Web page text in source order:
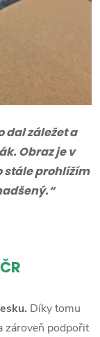
dal záležet a
Obraz je v
stále prohlížím
Díky tomu
zároveň podpořit